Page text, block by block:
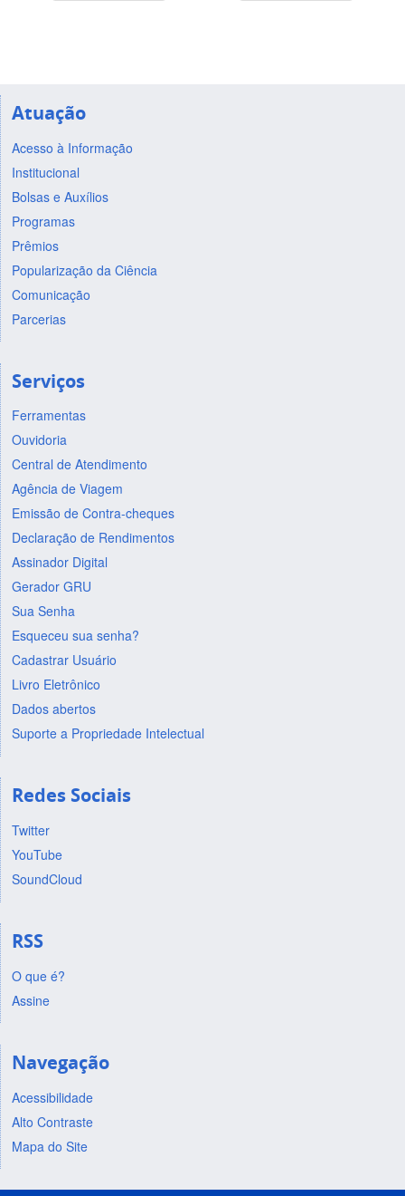
Atuação
Acesso à Informação
Institucional
Bolsas e Auxílios
Programas
Prêmios
Popularização da Ciência
Comunicação
Parcerias
Serviços
Ferramentas
Ouvidoria
Central de Atendimento
Agência de Viagem
Emissão de Contra-cheques
Declaração de Rendimentos
Assinador Digital
Gerador GRU
Sua Senha
Esqueceu sua senha?
Cadastrar Usuário
Livro Eletrônico
Dados abertos
Suporte a Propriedade Intelectual
Redes Sociais
Twitter
YouTube
SoundCloud
RSS
O que é?
Assine
Navegação
Acessibilidade
Alto Contraste
Mapa do Site